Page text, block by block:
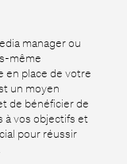
manager ou
même
en place de votre
un moyen
de bénéficier de
à vos objectifs et
pour réussir